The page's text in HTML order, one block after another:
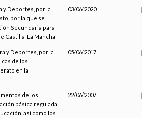
y Deportes, por la
por la que se
Secundaria para
Castilla-La Mancha
03/06/2020
y Deportes, por la
de los
en la
05/06/2017
de los
básica regulada
así como los
22/06/2007